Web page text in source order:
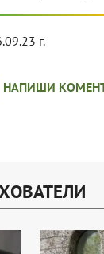
г.
НАПИШИ